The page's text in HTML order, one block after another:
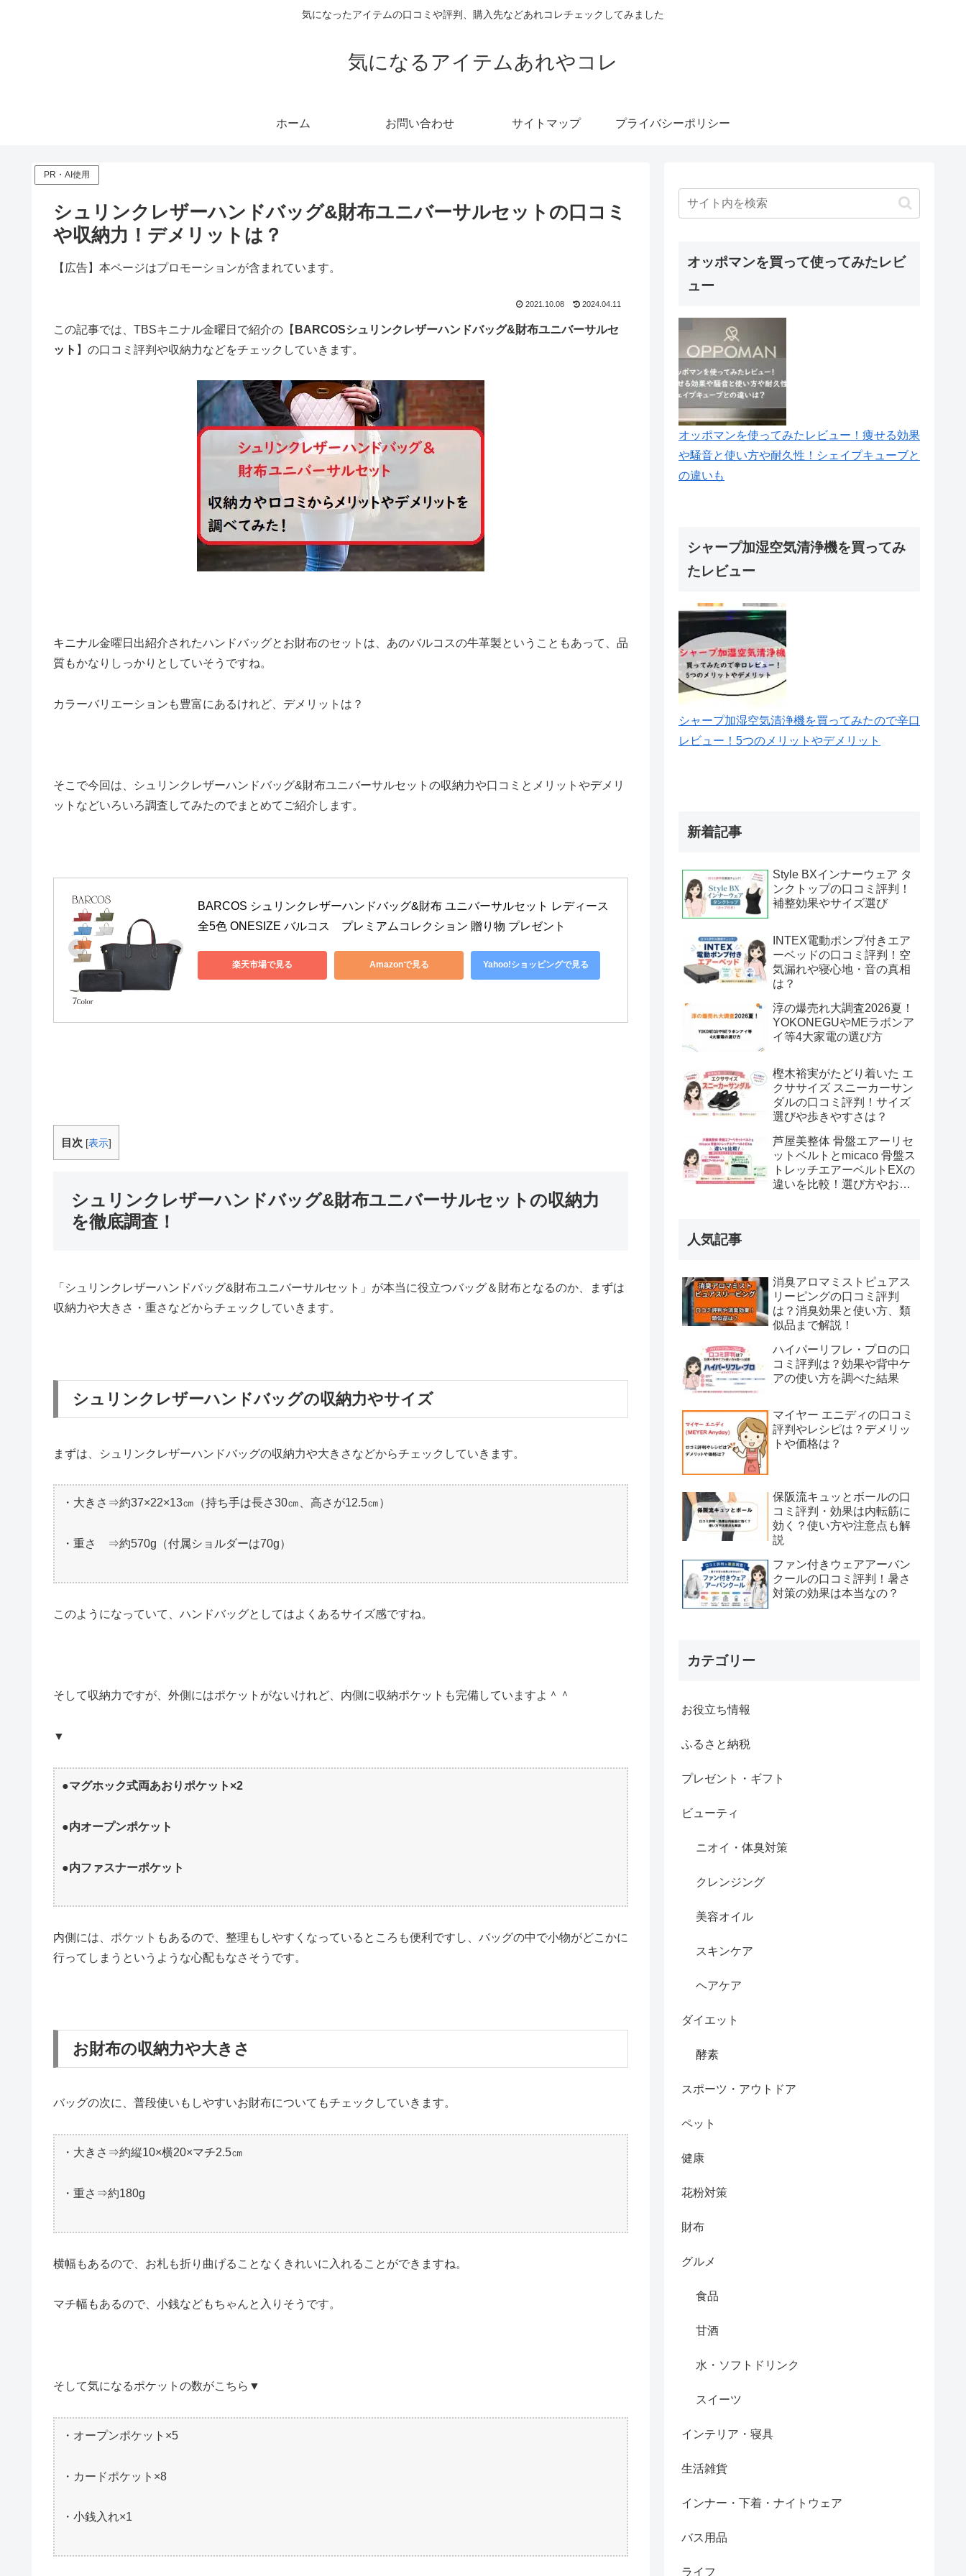
気になったアイテムの口コミや評判、購入先などあれコレチェックしてみました
気になるアイテムあれやコレ
ホーム お問い合わせ サイトマップ プライバシーポリシー
PR・AI使用
シュリンクレザーハンドバッグ&財布ユニバーサルセットの口コミ
や収納力！デメリットは？
【広告】本ページはプロモーションが含まれています。
2021.10.08 2024.04.11
この記事では、TBSキニナル金曜日で紹介の【 BARCOSシュリンクレザーハンドバッグ&財布ユニバーサルセ
ット 】の口コミ評判や収納力などをチェックしていきます。
キニナル金曜日出紹介されたハンドバッグとお財布のセットは、あのバルコスの牛革製ということもあって、品
質もかなりしっかりとしていそうですね。
カラーバリエーションも豊富にあるけれど、デメリットは？
そこで今回は、シュリンクレザーハンドバッグ&財布ユニバーサルセットの収納力や口コミとメリットやデメリ
ットなどいろいろ調査してみたのでまとめてご紹介します。
BARCOS シュリンクレザーハンドバッグ&財布 ユニバーサルセット レディース
全5色 ONESIZE バルコス　プレミアムコレクション 贈り物 プレゼント
楽天市場で見る Amazonで見る Yahoo!ショッピングで見る
目次 [表示]
シュリンクレザーハンドバッグ&財布ユニバーサルセットの収納力
を徹底調査！
「シュリンクレザーハンドバッグ&財布ユニバーサルセット」が本当に役立つバッグ＆財布となるのか、まずは
収納力や大きさ・重さなどからチェックしていきます。
シュリンクレザーハンドバッグの収納力やサイズ
まずは、シュリンクレザーハンドバッグの収納力や大きさなどからチェックしていきます。
・大きさ⇒約37×22×13㎝（持ち手は長さ30㎝、高さが12.5㎝）
・重さ ⇒約570g（付属ショルダーは70g）
このようになっていて、ハンドバッグとしてはよくあるサイズ感ですね。
そして収納力ですが、外側にはポケットがないけれど、内側に収納ポケットも完備していますよ＾＾
▼
●マグホック式両あおりポケット×2
●内オープンポケット
●内ファスナーポケット
内側には、ポケットもあるので、整理もしやすくなっているところも便利ですし、バッグの中で小物がどこかに
行ってしまうというような心配もなさそうです。
お財布の収納力や大きさ
バッグの次に、普段使いもしやすいお財布についてもチェックしていきます。
・大きさ⇒約縦10×横20×マチ2.5㎝
・重さ⇒約180g
横幅もあるので、お札も折り曲げることなくきれいに入れることができますね。
マチ幅もあるので、小銭などもちゃんと入りそうです。
そして気になるポケットの数がこちら▼
・オープンポケット×5
・カードポケット×8
・小銭入れ×1
オッポマンを買って使ってみたレビ
ュー
オッポマンを使ってみたレビュー！痩せる効果
や騒音と使い方や耐久性！シェイプキューブと
の違いも
シャープ加湿空気清浄機を買ってみ
たレビュー
シャープ加湿空気清浄機を買ってみたので辛口
レビュー！5つのメリットやデメリット
新着記事
Style BXインナーウェア タ
ンクトップの口コミ評判！
補整効果やサイズ選び
INTEX電動ポンプ付きエア
ーベッドの口コミ評判！空
気漏れや寝心地・音の真相
は？
淳の爆売れ大調査2026夏！
YOKONEGUやMEラボンア
イ等4大家電の選び方
樫木裕実がたどり着いた エ
クササイズ スニーカーサン
ダルの口コミ評判！サイズ
選びや歩きやすさは？
芦屋美整体 骨盤エアーリセ
ットベルトとmicaco 骨盤ス
トレッチエアーベルトEXの
違いを比較！選び方やおす
人気記事
消臭アロマミストピュアス
リーピングの口コミ評判
は？消臭効果と使い方、類
似品まで解説！
ハイパーリフレ・プロの口
コミ評判は？効果や背中ケ
アの使い方を調べた結果
マイヤー エニディの口コミ
評判やレシピは？デメリッ
トや価格は？
保阪流キュッとボールの口
コミ評判・効果は内転筋に
効く？使い方や注意点も解
説
ファン付きウェアアーバン
クールの口コミ評判！暑さ
対策の効果は本当なの？
カテゴリー
お役立ち情報
ふるさと納税
プレゼント・ギフト
ビューティ
ニオイ・体臭対策
クレンジング
美容オイル
スキンケア
ヘアケア
ダイエット
酵素
スポーツ・アウトドア
ペット
健康
花粉対策
財布
グルメ
食品
甘酒
水・ソフトドリンク
スイーツ
インテリア・寝具
生活雑貨
インナー・下着・ナイトウェア
バス用品
ライフ